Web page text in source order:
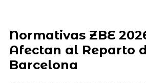
Normativas ZBE
Afectan al Reparto
Barcelona